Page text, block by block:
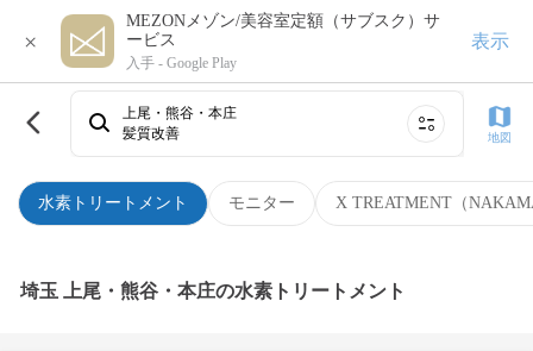
×
MEZONメゾン/美容室定額（サブスク）サ
ービス
入手 - Google Play
表示
水素トリートメント モニター X TREATMENT（
上尾・熊谷・本庄
髪質改善
地図
埼玉 上尾・熊谷・本庄の水素トリートメント